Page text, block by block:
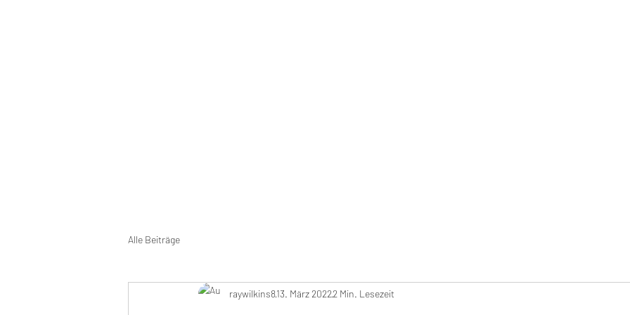
Alle Beiträge
raywilkins813. März 20222 Min. Lesezeit